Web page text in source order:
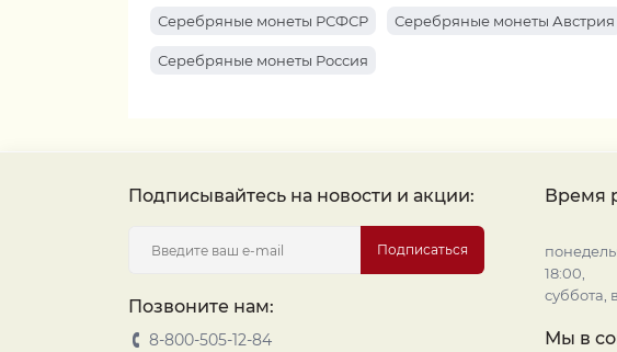
Серебряные монеты РСФСР Серебряные монеты Австрия
Серебряные монеты Россия
Подписывайтесь на новости и акции:
Подписаться
Позвоните нам:
8-800-505-12-84
Время
18:00,
суббота,
Мы в